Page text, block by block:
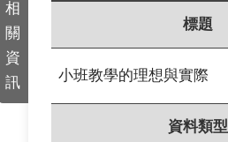
相
關
資
訊
標題
小班教學的理想與實際
資料類型